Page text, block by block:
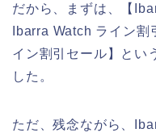
だから、まずは、【
Ibarra Watch ライン
イン割引セール】とい
した。
ただ、残念ながら、